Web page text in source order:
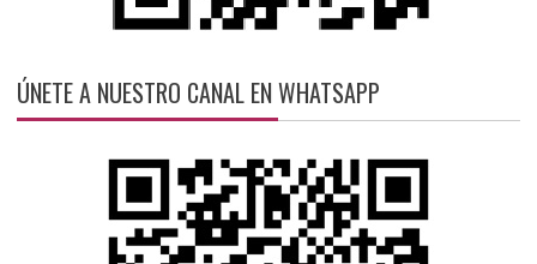
ÚNETE A NUESTRO CANAL EN WHATSAPP